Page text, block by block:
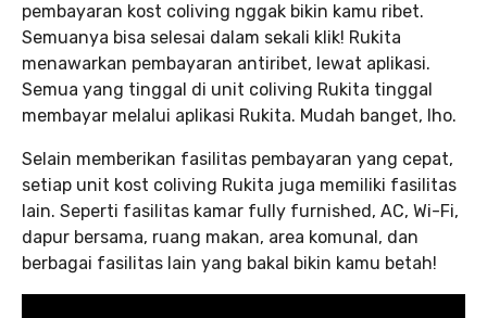
pembayaran kost coliving nggak bikin kamu ribet.
Semuanya bisa selesai dalam sekali klik! Rukita
menawarkan pembayaran antiribet, lewat aplikasi.
Semua yang tinggal di unit coliving Rukita tinggal
membayar melalui aplikasi Rukita. Mudah banget, lho.
Selain memberikan fasilitas pembayaran yang cepat,
setiap unit kost coliving Rukita juga memiliki fasilitas
lain. Seperti fasilitas kamar fully furnished, AC, Wi-Fi,
dapur bersama, ruang makan, area komunal, dan
berbagai fasilitas lain yang bakal bikin kamu betah!